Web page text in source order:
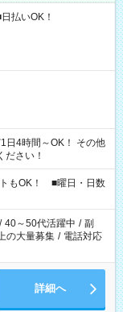
払いOK！
間～OK！ その他
ださい！
もOK！ ■曜日・日数
/ 40～50代活躍中 / 副
の大量募集 / 電話対応
詳細へ